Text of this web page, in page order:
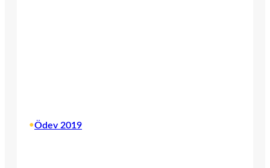
•Ödev 2019